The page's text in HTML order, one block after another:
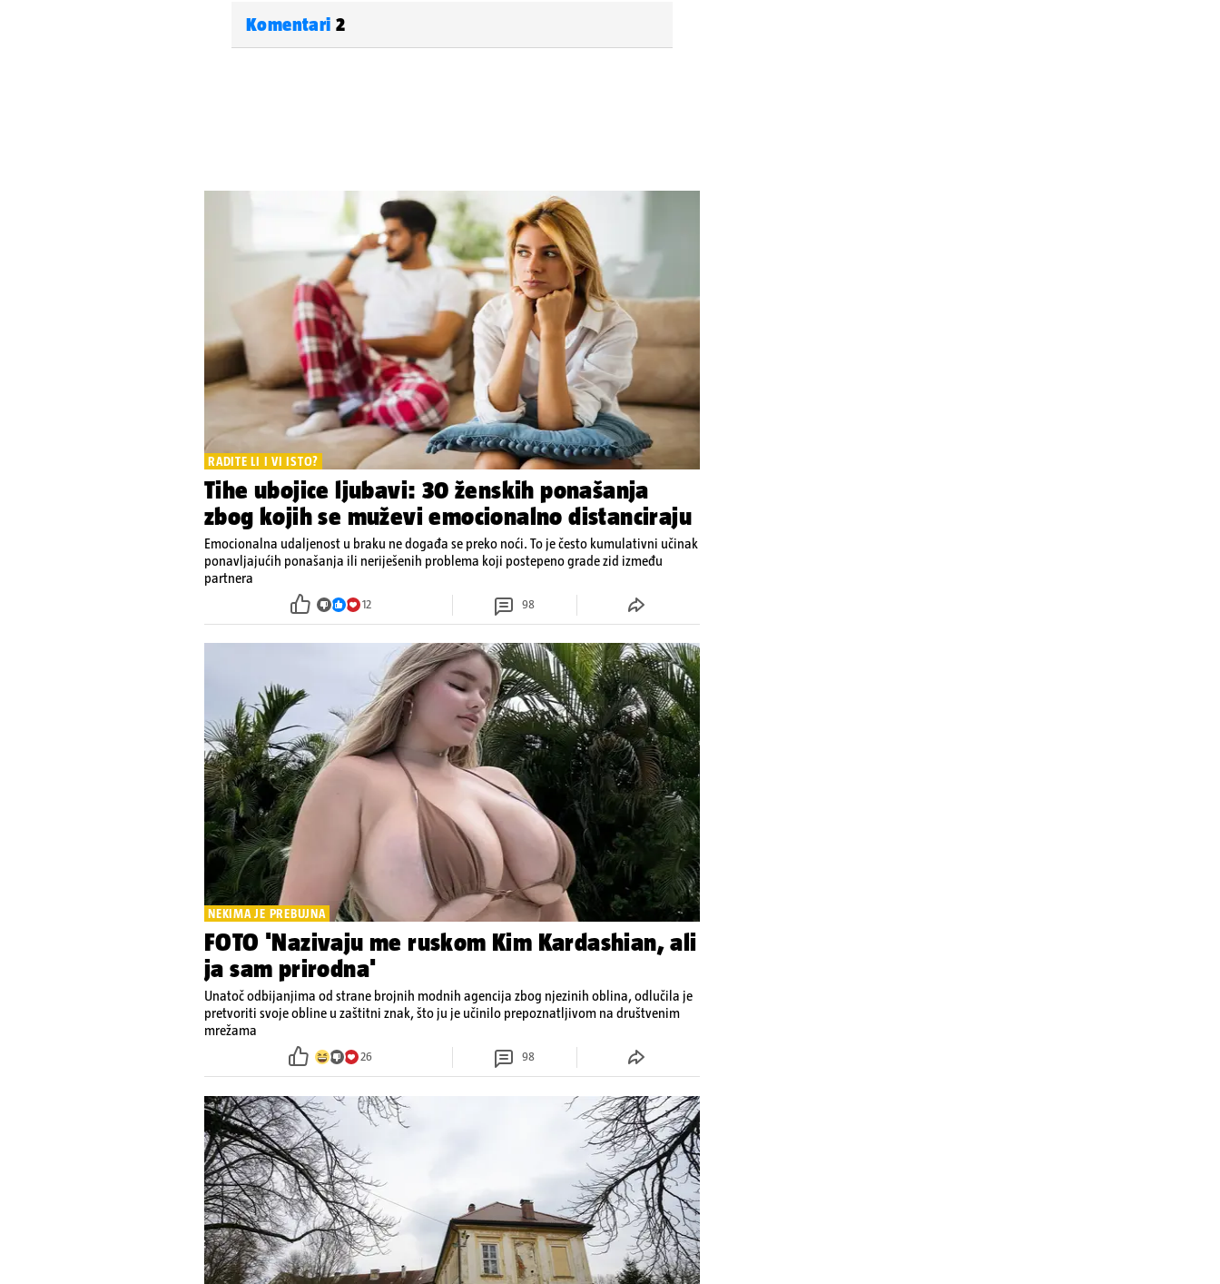
Komentari 2
RADITE LI I VI ISTO?
Tihe ubojice ljubavi: 30 ženskih ponašanja
zbog kojih se muževi emocionalno distanciraju
Emocionalna udaljenost u braku ne događa se preko noći. To je često kumulativni učinak
ponavljajućih ponašanja ili neriješenih problema koji postepeno grade zid između
partnera
12 98
NEKIMA JE PREBUJNA
FOTO 'Nazivaju me ruskom Kim Kardashian, ali
ja sam prirodna'
Unatoč odbijanjima od strane brojnih modnih agencija zbog njezinih oblina, odlučila je
pretvoriti svoje obline u zaštitni znak, što ju je učinilo prepoznatljivom na društvenim
mrežama
26 98